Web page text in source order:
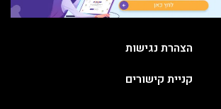
הצהרת נגישות
קניית קישורים